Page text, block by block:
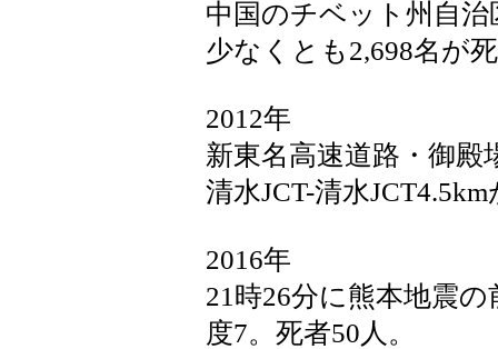
中国のチベット州自
少なくとも2,698名が
2012年
新東名高速道路・御殿
清水JCT-清水
2016年
21時26分に熊本地震
度7。死者50人。